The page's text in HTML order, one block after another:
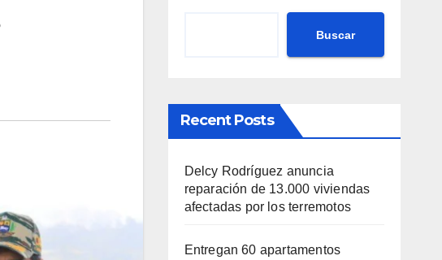
Buscar
Recent Posts
Delcy Rodríguez anuncia
reparación de 13.000 viviendas
afectadas por los terremotos
Entregan 60 apartamentos